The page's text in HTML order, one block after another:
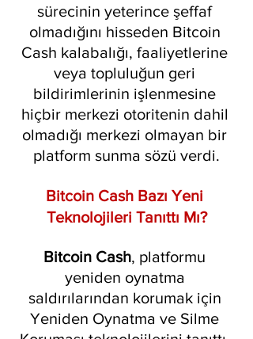
sürecinin yeterince şeffaf
olmadığını hisseden Bitcoin
Cash kalabalığı, faaliyetlerine
veya topluluğun geri
bildirimlerinin işlenmesine
hiçbir merkezi otoritenin dahil
olmadığı merkezi olmayan bir
platform sunma sözü verdi.
Bitcoin Cash Bazı Yeni
Teknolojileri Tanıttı Mı?
Bitcoin Cash, platformu
yeniden oynatma
saldırılarından korumak için
Yeniden Oynatma ve Silme